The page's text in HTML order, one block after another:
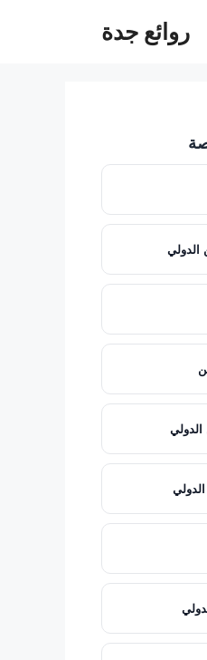
روائع جدة
الدولي